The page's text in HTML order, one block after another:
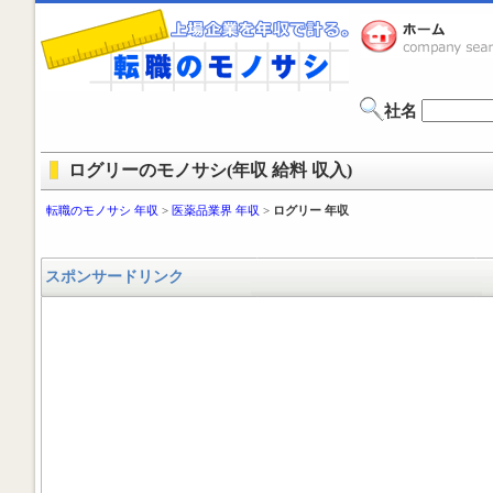
社名
ログリーのモノサシ(年収 給料 収入)
転職のモノサシ 年収 > 医薬品業界 年収 > ログリー 年収
スポンサードリンク